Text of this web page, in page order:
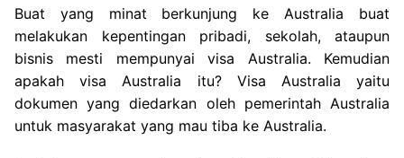
Buat yang minat berkunjung ke Australia buat
melakukan kepentingan pribadi, sekolah, ataupun
bisnis mesti mempunyai visa Australia. Kemudian
apakah visa Australia itu? Visa Australia yaitu
dokumen yang diedarkan oleh pemerintah Australia
untuk masyarakat yang mau tiba ke Australia.